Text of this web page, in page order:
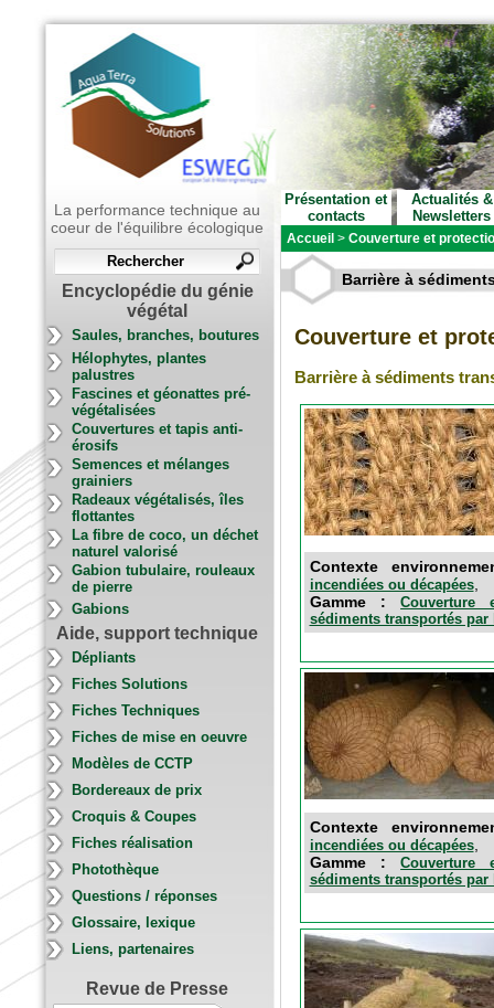
La performance technique au
coeur de l'équilibre écologique
Encyclopédie du génie
végétal
Saules, branches, boutures
Hélophytes, plantes
palustres
Fascines et géonattes pré-
végétalisées
Couvertures et tapis anti-
érosifs
Semences et mélanges
grainiers
Radeaux végétalisés, îles
flottantes
La fibre de coco, un déchet
naturel valorisé
Gabion tubulaire, rouleaux
de pierre
Gabions
Aide, support technique
Dépliants
Fiches Solutions
Fiches Techniques
Fiches de mise en oeuvre
Modèles de CCTP
Bordereaux de prix
Croquis & Coupes
Fiches réalisation
Photothèque
Questions / réponses
Glossaire, lexique
Liens, partenaires
Revue de Presse
Présentation et
contacts
Actualités &
Newsletters
Accueil > Couverture et
Barrière à
Couverture et
Barrière à sédiments
Contexte
incendiées ou décapées,
Gamme :Couverture
sédiments transportés par
Contexte
incendiées ou décapées,
Gamme :Couverture
sédiments transportés par